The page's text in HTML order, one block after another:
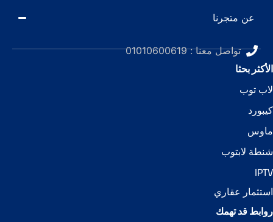
عن متجرنا
تواصل معنا : 01010600619
الأكثر بحثا
لاب توب
كيبورد
ماوس
شنطة لابتوب
IPTV
استثمار عقاري
روابط قد تهمك